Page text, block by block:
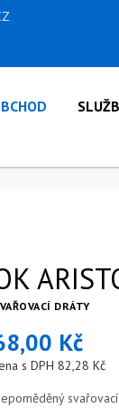
DRÁTY
Kč
s DPH 82,28 Kč